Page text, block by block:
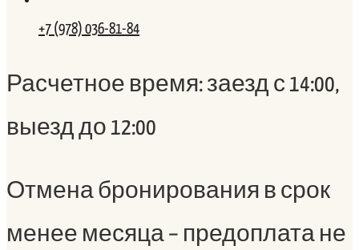
+7 (978) 036-81-84
Расчетное время: заезд с 14:00,
выезд до 12:00
Отмена бронирования в срок
менее месяца – предоплата не